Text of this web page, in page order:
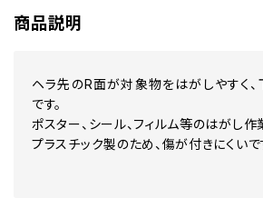
商品説明
ヘラ先のR面が対象物をはがしやすく
です。
ポスター、シール、フィルム等のはがし作
プラスチック製のため、傷が付きにくいで